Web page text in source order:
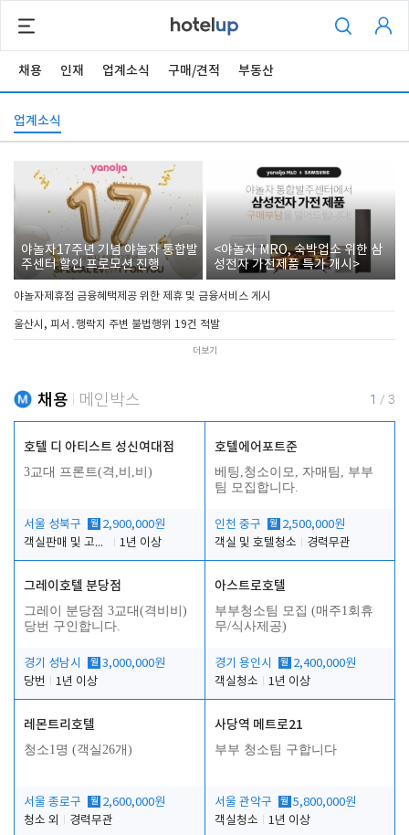
채용 인재 업계소식 구매/견적 부동산
업계소식
야놀자17주년 기념 야놀자 통합발
주센터 할인 프로모션 진행
<야놀자 MRO, 숙박업소 위한 삼
성전자 가전제품 특가 개시>
야놀자제휴점 금융혜택제공 위한 제휴 및 금융서비스 게시
울산시, 피서․행락지 주변 불법행위 19건 적발
더보기
채용 메인박스 1 / 3
호텔 디 아티스트 성신여대점
3교대 프론트(격,비,비)
서울 성북구 월 2,900,000원
객실판매 및 고객응대
1년 이상
호텔에어포트준
베팅,청소이모, 자매팀, 부부
팀 모집합니다.
인천 중구 월 2,500,000원
객실 및 호텔청소
경력무관
그레이호텔 분당점
그레이 분당점 3교대(격비비)
당번 구인합니다.
경기 성남시 월 3,000,000원
당번
1년 이상
아스트로호텔
부부청소팀 모집 (매주1회휴
무/식사제공)
경기 용인시 월 2,400,000원
객실청소
1년 이상
레몬트리호텔
청소1명 (객실26개)
서울 종로구 월 2,600,000원
청소 외
경력무관
사당역 메트로21
부부 청소팀 구합니다
서울 관악구 월 5,800,000원
객실청소
1년 이상